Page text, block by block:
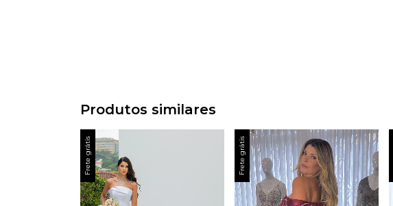
Produtos similares
Frete grátis Frete grátis